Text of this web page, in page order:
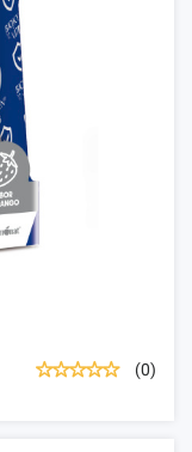
(0)